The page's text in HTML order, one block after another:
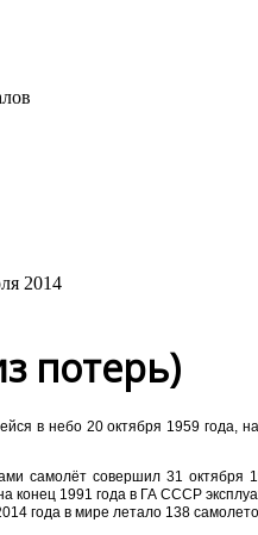
2014
потерь)
в небо 20 октября 1959 года,
самолёт совершил 31 октября
конец 1991 года в ГА СССР
года в мире летало 138